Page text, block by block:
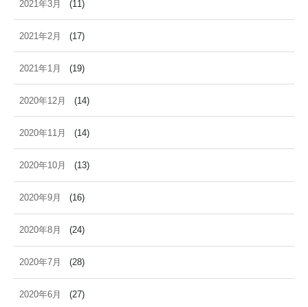
2021年3月 (11)
2021年2月 (17)
2021年1月 (19)
2020年12月 (14)
2020年11月 (14)
2020年10月 (13)
2020年9月 (16)
2020年8月 (24)
2020年7月 (28)
2020年6月 (27)